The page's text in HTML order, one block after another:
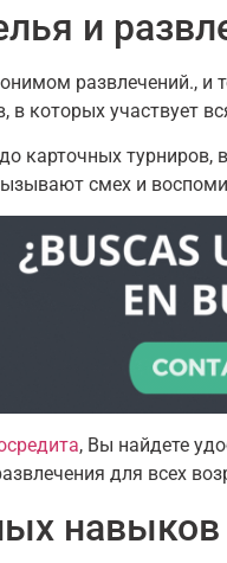
и
развлечений., и
в которых участвует
карточных турниров,
смех и
, Вы найдете
для всех
навыков